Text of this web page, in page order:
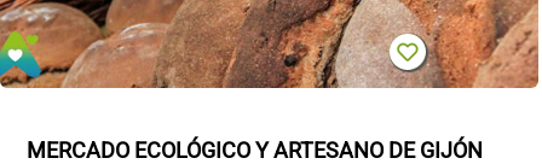
MERCADO ECOLÓGICO Y ARTESANO DE GIJÓN